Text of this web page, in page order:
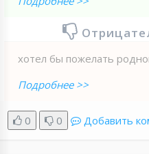
хотел бы пожелать
Подробнее >>
0 0 Добавить